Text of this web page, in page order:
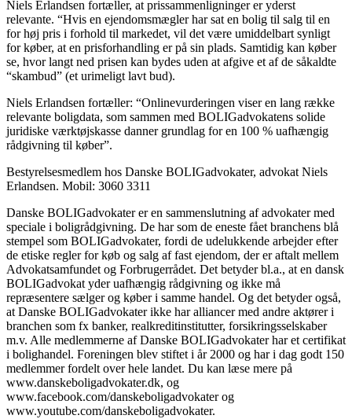
Niels Erlandsen fortæller, at prissammenligninger er yderst
relevante. “Hvis en ejendomsmægler har sat en bolig til salg til en
for høj pris i forhold til markedet, vil det være umiddelbart synligt
for køber, at en prisforhandling er på sin plads. Samtidig kan køber
se, hvor langt ned prisen kan bydes uden at afgive et af de såkaldte
“skambud” (et urimeligt lavt bud).
Niels Erlandsen fortæller: “Onlinevurderingen viser en lang række
relevante boligdata, som sammen med BOLIGadvokatens solide
juridiske værktøjskasse danner grundlag for en 100 % uafhængig
rådgivning til køber”.
Bestyrelsesmedlem hos Danske BOLIGadvokater, advokat Niels
Erlandsen. Mobil: 3060 3311
Danske BOLIGadvokater er en sammenslutning af advokater med
speciale i boligrådgivning. De har som de eneste fået branchens blå
stempel som BOLIGadvokater, fordi de udelukkende arbejder efter
de etiske regler for køb og salg af fast ejendom, der er aftalt mellem
Advokatsamfundet og Forbrugerrådet. Det betyder bl.a., at en dansk
BOLIGadvokat yder uafhængig rådgivning og ikke må
repræsentere sælger og køber i samme handel. Og det betyder også,
at Danske BOLIGadvokater ikke har alliancer med andre aktører i
branchen som fx banker, realkreditinstitutter, forsikringsselskaber
m.v. Alle medlemmerne af Danske BOLIGadvokater har et certifikat
i bolighandel. Foreningen blev stiftet i år 2000 og har i dag godt 150
medlemmer fordelt over hele landet. Du kan læse mere på
www.danskeboligadvokater.dk, og
www.facebook.com/danskeboligadvokater og
www.youtube.com/danskeboligadvokater.